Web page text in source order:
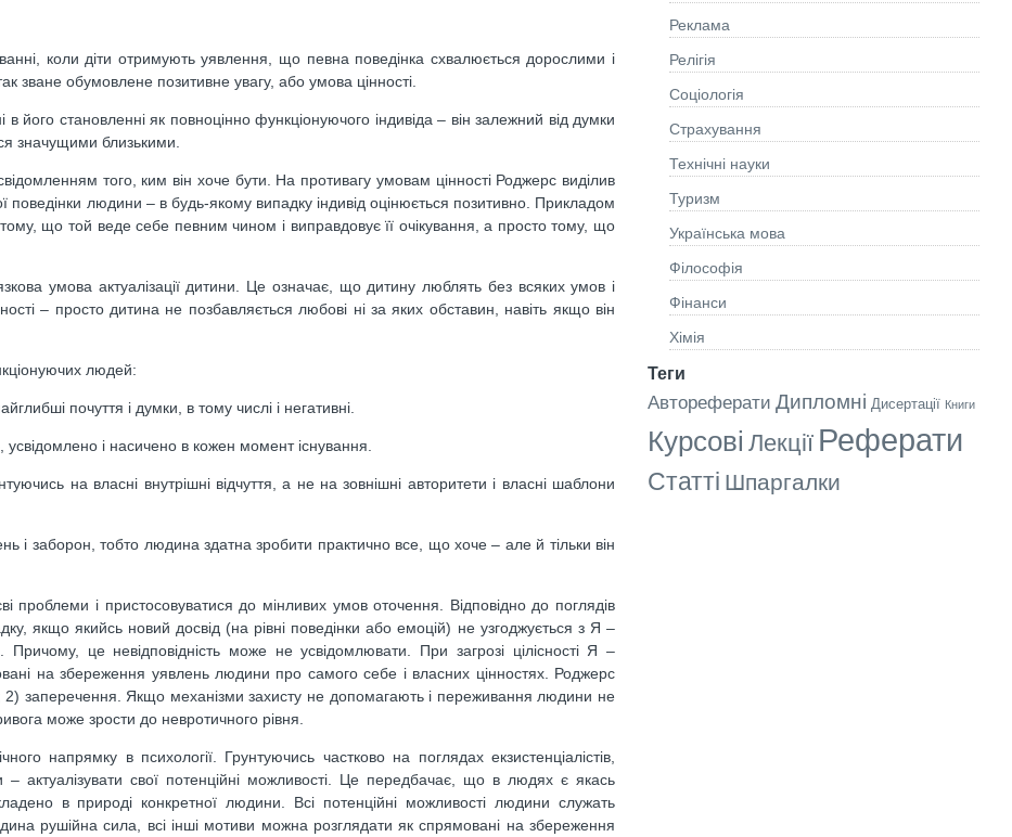
коли діти отримують уявлення, що певна поведінка схвалюється дорослими і
зване обумовлене позитивне увагу, або умова цінності.
його становленні як повноцінно функціонуючого індивіда – він залежний від думки
значущими близькими.
того, ким він хоче бути. На противагу умовам цінності Роджерс виділив
поведінки людини – в будь-якому випадку індивід оцінюється позитивно. Прикладом
що той веде себе певним чином і виправдовує її очікування, а просто тому, що
умова актуалізації дитини. Це означає, що дитину люблять без всяких умов і
– просто дитина не позбавляється любові ні за яких обставин, навіть якщо він
людей:
почуття і думки, в тому числі і негативні.
і насичено в кожен момент існування.
на власні внутрішні відчуття, а не на зовнішні авторитети і власні шаблони
і заборон, тобто людина здатна зробити практично все, що хоче – але й тільки він
проблеми і пристосовуватися до мінливих умов оточення. Відповідно до поглядів
якщо якийсь новий досвід (на рівні поведінки або емоцій) не узгоджується з Я –
Причому, це невідповідність може не усвідомлювати. При загрозі цілісності Я –
на збереження уявлень людини про самого себе і власних цінностях. Роджерс
2) заперечення. Якщо механізми захисту не допомагають і переживання людини не
може зрости до невротичного рівня.
напрямку в психології. Грунтуючись частково на поглядах екзистенціалістів,
актуалізувати свої потенційні можливості. Це передбачає, що в людях є якась
в природі конкретної людини. Всі потенційні можливості людини служать
рушійна сила, всі інші мотиви можна розглядати як спрямовані на збереження
Реклама
Релігія
Соціологія
Страхування
Технічні науки
Туризм
Українська мова
Філософія
Фінанси
Хімія
Теги
Автореферати Дипломні Дисертації Книги
Курсові Лекції Реферати
Статті Шпаргалки